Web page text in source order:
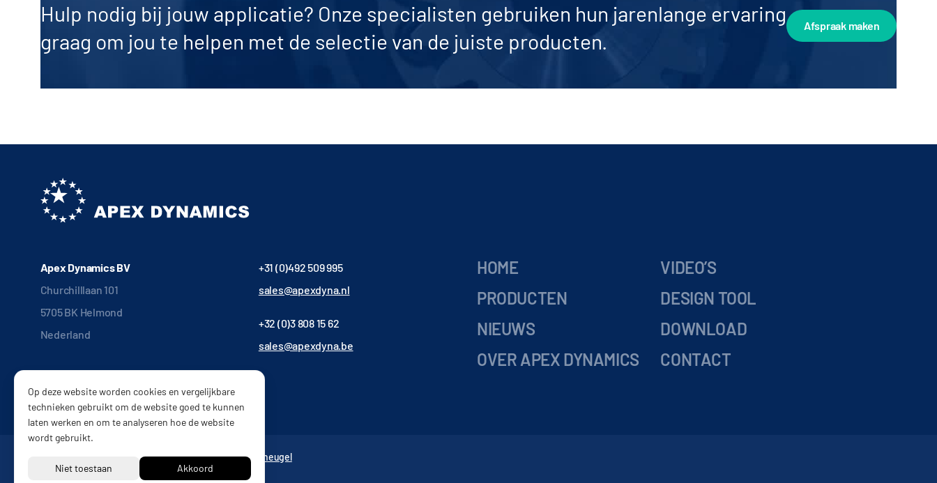
Hulp nodig bij jouw applicatie? Onze specialisten gebruiken hun jarenlange ervaring
graag om jou te helpen met de selectie van de juiste producten.
Afspraak maken
Apex Dynamics BV
Churchilllaan 101
5705 BK Helmond
Nederland
+31 (0)492 509 995
sales@apexdyna.nl
+32 (0)3 808 15 62
sales@apexdyna.be
HOME
PRODUCTEN
NIEUWS
OVER APEX DYNAMICS
VIDEO’S
DESIGN TOOL
DOWNLOAD
CONTACT
Vertragingskasten Reductor Tandheugel
Op deze website worden cookies en vergelijkbare
technieken gebruikt om de website goed te kunnen
laten werken en om te analyseren hoe de website
wordt gebruikt.